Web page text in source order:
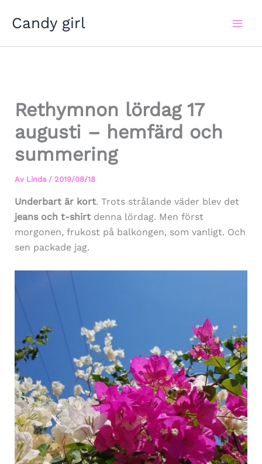
Candy girl
Rethymnon lördag 17
augusti – hemfärd och
summering
Av Linda / 2019/08/18
Underbart är kort. Trots strålande väder blev det
jeans och t-shirtdenna lördag. Men först
morgonen, frukost på balkongen, som vanligt. Och
sen packade jag.